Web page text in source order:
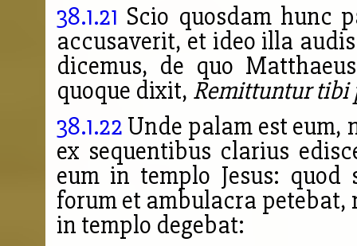
38.1.21 Scio quosdam hunc
accusaverit, et ideo illa
dicemus, de quo
quoque dixit, Remittuntur tibi
38.1.22 Unde palam est eum,
ex sequentibus clarius
eum in templo Jesus: quod
forum et ambulacra petebat,
in templo degebat: